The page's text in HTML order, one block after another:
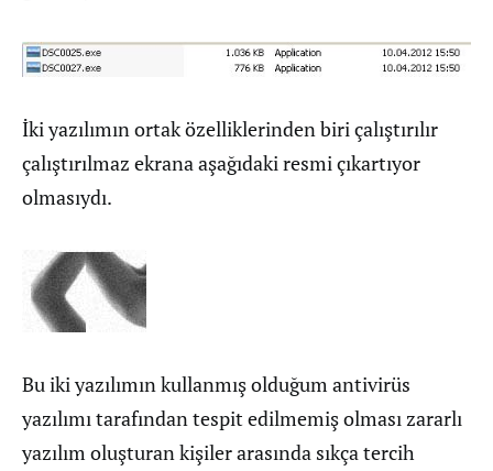
İki yazılımın ortak özelliklerinden biri çalıştırılır
çalıştırılmaz ekrana aşağıdaki resmi çıkartıyor
olmasıydı.
Bu iki yazılımın kullanmış olduğum antivirüs
yazılımı tarafından tespit edilmemiş olması zararlı
yazılım oluşturan kişiler arasında sıkça tercih